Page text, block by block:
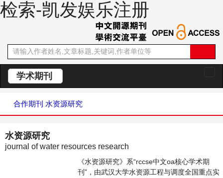
检索-凯发娱乐注册
学术期刊
换
合作期刊 水资源研究
水资源研究
journal of water resources research
《水资源研究》系“rccse中文oa核心学术期
刊”，由武汉大学水资源工程与调度全国重点实